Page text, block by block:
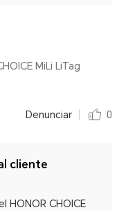
MiLi LiTag
Denunciar 0
cliente
HONOR CHOICE